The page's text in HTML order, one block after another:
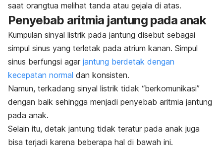
saat orangtua melihat tanda atau gejala di atas.
Penyebab aritmia jantung pada anak
Kumpulan sinyal listrik pada jantung disebut sebagai
simpul sinus yang terletak pada atrium kanan. Simpul
sinus berfungsi agar jantung berdetak dengan
kecepatan normal dan konsisten.
Namun, terkadang sinyal listrik tidak “berkomunikasi”
dengan baik sehingga menjadi penyebab aritmia jantung
pada anak.
Selain itu, detak jantung tidak teratur pada anak juga
bisa terjadi karena beberapa hal di bawah ini.